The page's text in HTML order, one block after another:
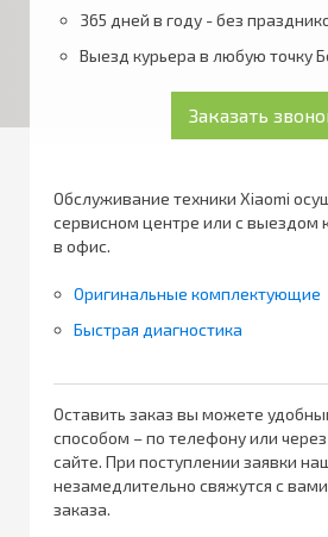
365 дней в году - без
Выезд курьера в любую точку
Обслуживание техники Xiaomi
сервисном центре или с выездом
в офис.
Оригинальные комплектующие
Быстрая диагностика
Оставить заказ вы можете
способом – по телефону или
сайте. При поступлении заявки
незамедлительно свяжутся с
заказа.